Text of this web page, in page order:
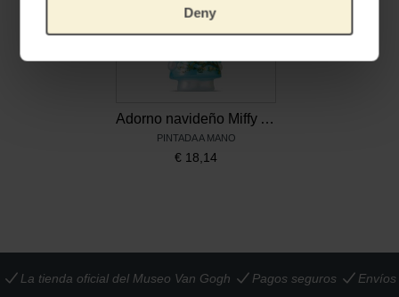
Deny
Adorno navideño Miffy Almendro en flor, Vondels x Van Gogh Museum
PINTADA A MANO
€ 18,14
La tienda oficial del Museo Van Gogh Pagos seguros
Envíos